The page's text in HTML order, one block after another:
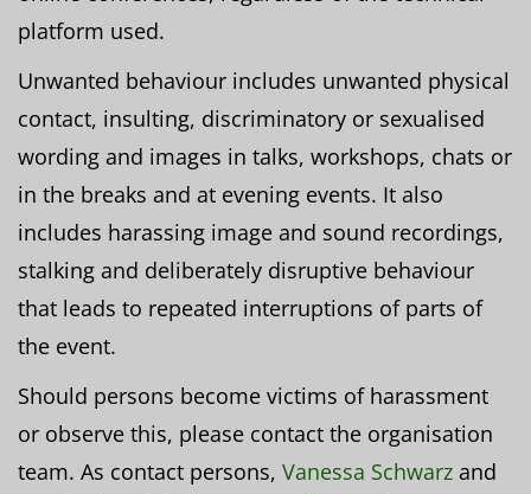
platform used.
Unwanted behaviour includes unwanted physical
contact, insulting, discriminatory or sexualised
wording and images in talks, workshops, chats or
in the breaks and at evening events. It also
includes harassing image and sound recordings,
stalking and deliberately disruptive behaviour
that leads to repeated interruptions of parts of
the event.
Should persons become victims of harassment
or observe this, please contact the organisation
team. As contact persons, Vanessa Schwarz and